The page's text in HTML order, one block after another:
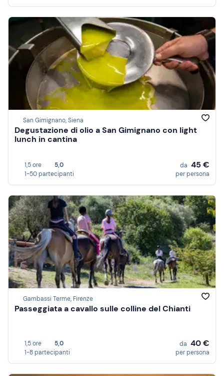
San Gimignano, Siena
Degustazione di olio a San Gimignano con light
lunch in cantina
1,5 ore
5,0
1-50 partecipanti
da 45 €
per persona
Gambassi Terme, Firenze
Passeggiata a cavallo sulle colline del Chianti
1,5 ore
5,0
1-8 partecipanti
da 40 €
per persona